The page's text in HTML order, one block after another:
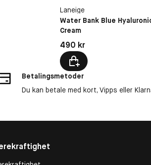
Laneige
Water Bank Blue
Cream
Pris: 490 kr
490 kr
Betalingsmetoder
Du kan betale med kort, Vipps eller